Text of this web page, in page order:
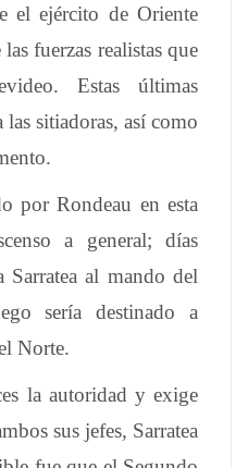
el ejército de Oriente
fuerzas realistas que
Estas últimas
las sitiadoras, así como
por Rondeau en esta
a general; días
Sarratea al mando del
sería destinado a
Norte.
la autoridad y exige
sus jefes, Sarratea